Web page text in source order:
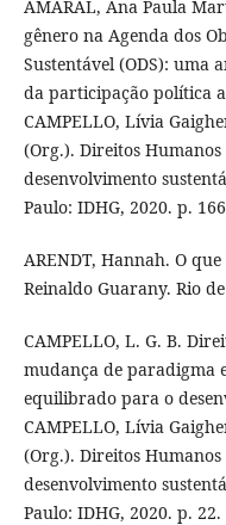
AMARAL, Ana Paula
gênero na Agenda dos
Sustentável (ODS): uma
da participação política
CAMPELLO, Lívia
(Org.). Direitos
desenvolvimento
Paulo: IDHG, 2020. p.
ARENDT, Hannah. O
Reinaldo Guarany. Rio
CAMPELLO, L. G. B.
mudança de paradigma
equilibrado para o
CAMPELLO, Lívia
(Org.). Direitos
desenvolvimento
Paulo: IDHG, 2020. p. 22.